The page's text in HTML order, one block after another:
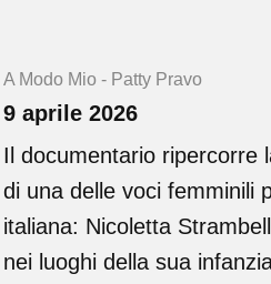
A Modo Mio - Patty Pravo
9 aprile 2026
Il documentario ripercorre
di una delle voci femminili
italiana: Nicoletta
nei luoghi della sua